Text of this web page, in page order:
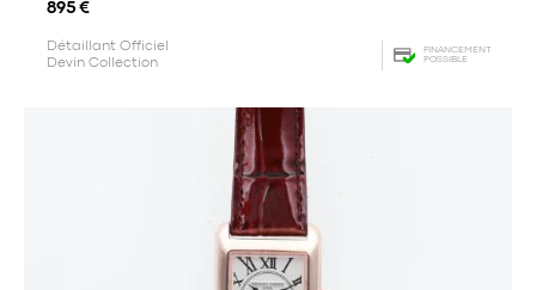
895 €
Détaillant Officiel
Devin Collection
FINANCEMENT
POSSIBLE